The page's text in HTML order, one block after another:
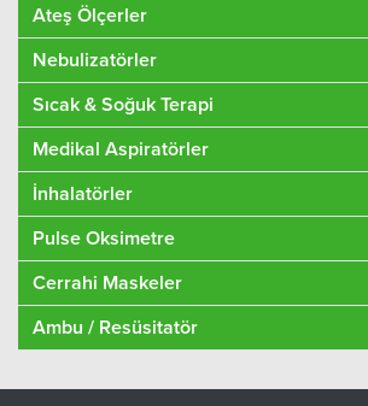
Ateş Ölçerler
Nebulizatörler
Sıcak & Soğuk Terapi
Medikal Aspiratörler
İnhalatörler
Pulse Oksimetre
Cerrahi Maskeler
Ambu / Resüsitatör